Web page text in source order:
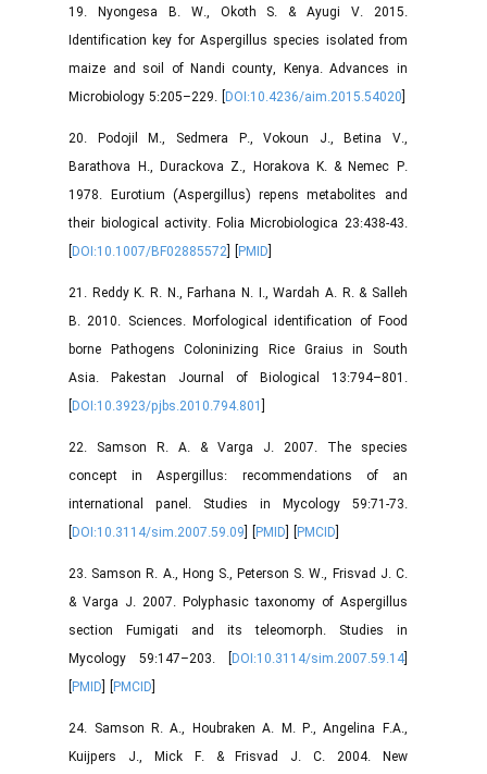
19. Nyongesa B. W., Okoth S. & Ayugi V. 2015.
Identification key for Aspergillus species isolated from
maize and soil of Nandi county, Kenya. Advances in
Microbiology 5:205–229. [DOI:10.4236/aim.2015.54020
20. Podojil M., Sedmera P., Vokoun J., Betina V.,
Barathova H., Durackova Z., Horakova K. & Nemec P.
1978. Eurotium (Aspergillus) repens metabolites and
their biological activity. Folia Microbiologica 23:438-43.
[DOI:10.1007/BF02885572] [PMID
21. Reddy K. R. N., Farhana N. I., Wardah A. R. & Salleh
B. 2010. Sciences. Morfological identification of Food
borne Pathogens Coloninizing Rice Graius in South
Asia. Pakestan Journal of Biological 13:794–801.
[DOI:10.3923/pjbs.2010.794.801
22. Samson R. A. & Varga J. 2007. The species
concept in Aspergillus: recommendations of an
international panel. Studies in Mycology 59:71-73.
[DOI:10.3114/sim.2007.59.09] [PMID] [PMCID
23. Samson R. A., Hong S., Peterson S. W., Frisvad J. C.
& Varga J. 2007. Polyphasic taxonomy of Aspergillus
section Fumigati and its teleomorph. Studies in
Mycology 59:147–203. [DOI:10.3114/sim.2007.59.14
[PMID] [PMCID
24. Samson R. A., Houbraken A. M. P., Angelina F.A.,
Kuijpers J., Mick F. & Frisvad J. C. 2004. New